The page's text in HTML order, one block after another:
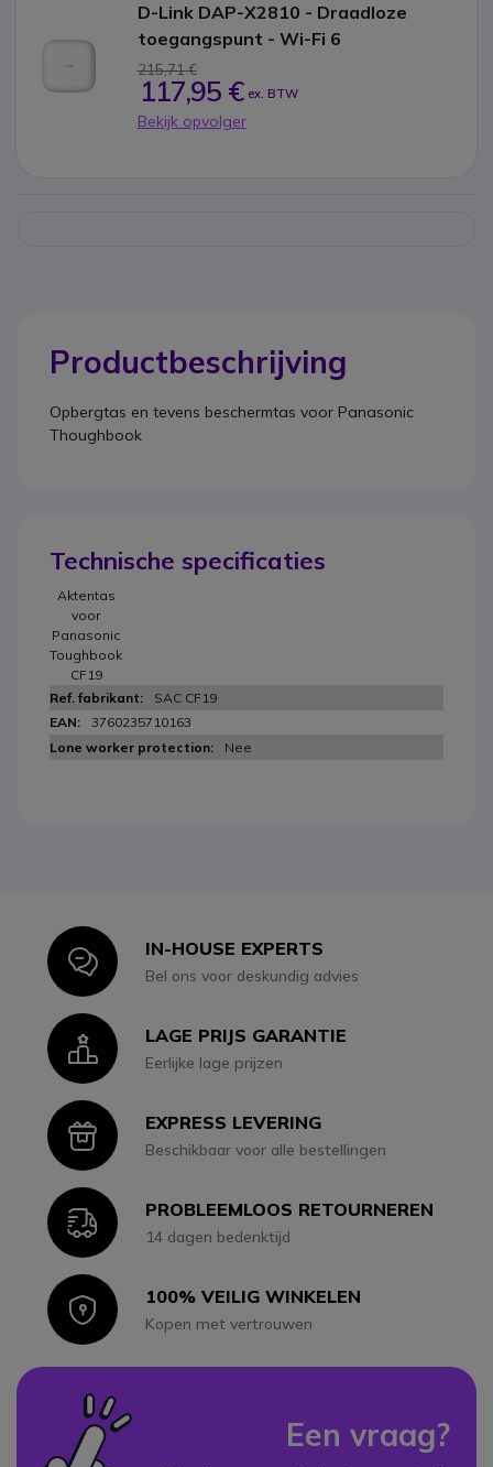
D-Link DAP-X2810 - Draadloze
toegangspunt - Wi-Fi 6
215,71 €
117,95 € ex. BTW
Bekijk opvolger
Productbeschrijving
Opbergtas en tevens beschermtas voor Panasonic
Thoughbook
Technische specificaties
Aktentas
voor
Panasonic
Toughbook
CF19
SAC CF19
3760235710163
Nee
IconIN-HOUSE EXPERTS
Bel ons voor deskundig advies
IconLAGE PRIJS GARANTIE
Eerlijke lage prijzen
IconEXPRESS LEVERING
Beschikbaar voor alle bestellingen
IconPROBLEEMLOOS RETOURNEREN
14 dagen bedenktijd
Icon100% VEILIG WINKELEN
Kopen met vertrouwen
Een vraag?